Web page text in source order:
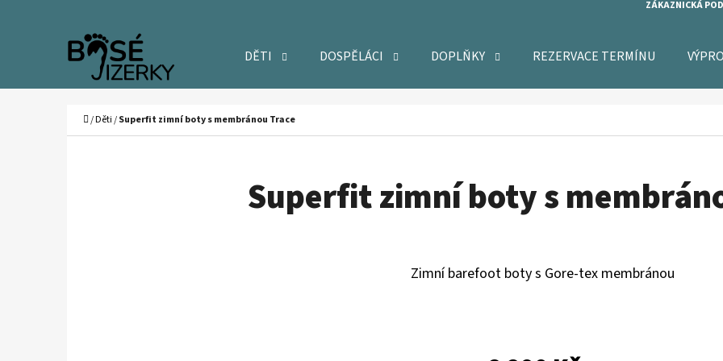
ZÁKAZNICKÁ
DĚTI DOSPĚLÁCI DOPLŇKY REZERVACE TERMÍNU
Domů
/Děti/Superfit zimní boty s membránou Trace
Superfit zimní boty s
Zimní barefoot boty s Gore-tex membránou
Í
Zpět
do
obchodu
Zpět
do
obchodu